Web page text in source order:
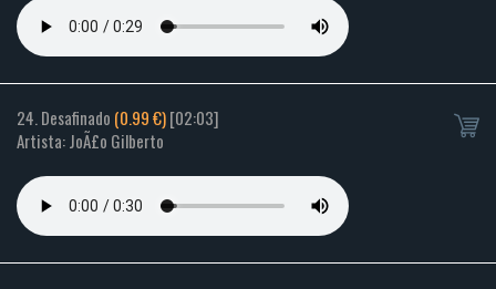
24. Desafinado (0.99 €)[02:03]
Artista: JoÃ£o Gilberto